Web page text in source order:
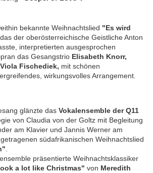
bekannte Weihnachtslied "Es wird
, das der oberösterreichische Geistliche Anton
interpretierten ausgesprochen
das Gesangstrio Elisabeth Knorr,
Fischediek, mit schönen
wirkungsvolles Arrangement.
glänzte das Vokalensemble der Q11
von Claudia von der Goltz mit Begleitung
am Klavier und Jannis Werner am
südafrikanischen Weihnachtslied
präsentierte Weihnachtsklassiker
a lot like Christmas" von Meredith